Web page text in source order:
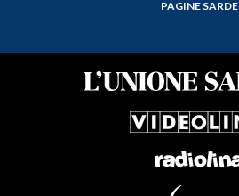
PAGINE SARDE